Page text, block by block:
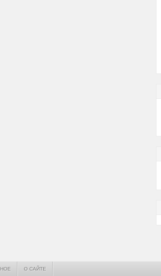
О САЙТЕ